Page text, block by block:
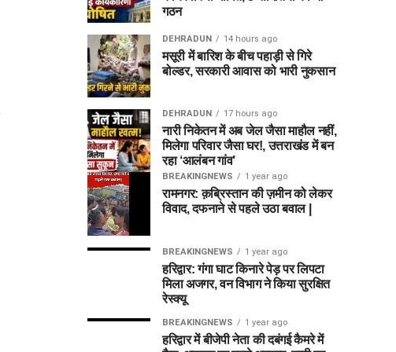
गठन
DEHRADUN 14 hours ago
मसूरी में बारिश के बीच पहाड़ी से गिरे
बोल्डर, सरकारी आवास को भारी नुकसान
DEHRADUN 17 hours ago
नारी निकेतन में अब जेल जैसा माहौल नहीं,
मिलेगा परिवार जैसा घर!, उत्तराखंड में बन
रहा ‘आलंबन गांव’
BREAKINGNEWS 1 year ago
रामनगर: क़ब्रिस्तान की ज़मीन को लेकर
विवाद, दफनाने से पहले उठा बवाल |
BREAKINGNEWS 1 year ago
हरिद्वार: गंगा घाट किनारे पेड़ पर लिपटा
मिला अजगर, वन विभाग ने किया सुरक्षित
रेस्क्यू
BREAKINGNEWS 1 year ago
हरिद्वार में बीजेपी नेता की दबंगई कैमरे में